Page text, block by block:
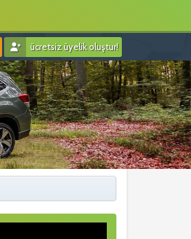
ücretsiz üyelik oluştur!